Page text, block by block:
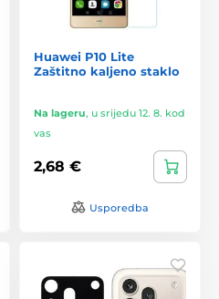
Huawei P10 Lite
Zaštitno kaljeno staklo
Na lageru, u srijedu 12. 8. kod
vas
2,68 €
Usporedba